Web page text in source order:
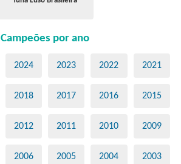
Campeões por ano
2024 2023 2022 2021
2018 2017 2016 2015
2012 2011 2010 2009
2006 2005 2004 2003